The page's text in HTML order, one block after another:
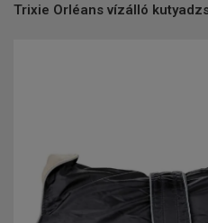
Trixie Orléans vízálló